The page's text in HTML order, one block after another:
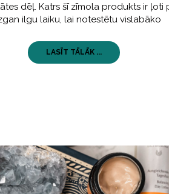
dēļ. Katrs šī zīmola produkts ir ļoti
ilgu laiku, lai notestētu vislabāko
LASĪT TĀLĀK ...